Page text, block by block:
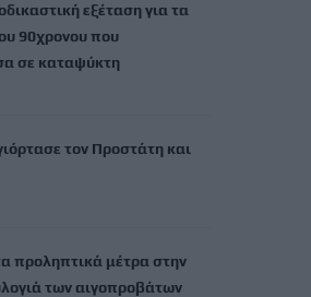
εξέταση για τα
90χρονου που
σε καταψύκτη
τον Προστάτη και
προληπτικά μέτρα στην
των αιγοπροβάτων